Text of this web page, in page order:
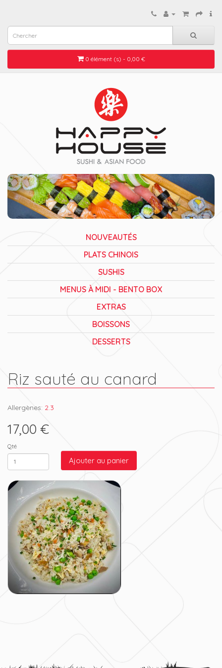
0 élément (s) - 0,00 €
NOUVEAUTÉS
PLATS CHINOIS
SUSHIS
MENUS À MIDI - BENTO BOX
EXTRAS
BOISSONS
DESSERTS
Riz sauté au canard
Allergènes: 2.3
17,00 €
Qté
Ajouter au panier